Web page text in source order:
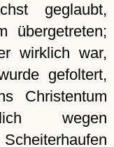
geglaubt,
übergetreten;
wirklich war,
gefoltert,
Christentum
wegen